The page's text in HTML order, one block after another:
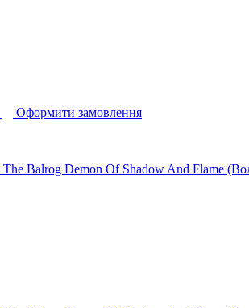
Оформити замовлення